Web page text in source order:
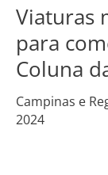
Viaturas
para
Coluna
Campinas e
2024
Viaturas
vão
desfilar
para
comemorar